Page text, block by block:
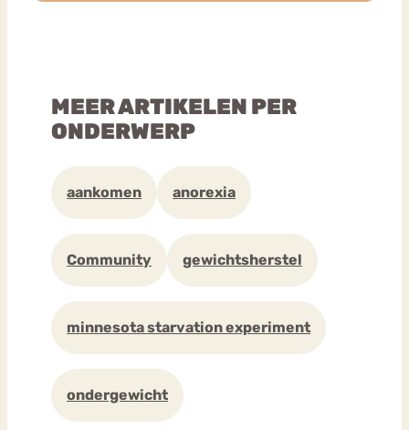
MEER ARTIKELEN PER
ONDERWERP
aankomen anorexia
Community gewichtsherstel
minnesota starvation experiment
ondergewicht